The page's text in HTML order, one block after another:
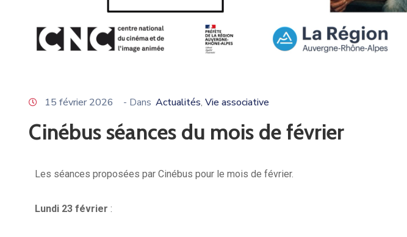
15 février 2026 - Dans Actualités‚ Vie associative
Cinébus séances du mois de février
Les séances proposées par Cinébus pour le mois de février.
Lundi 23 février :